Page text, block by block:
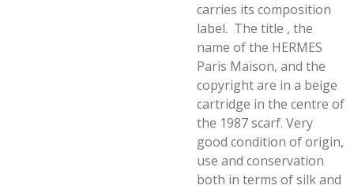
carries its composition
label. The title , the
name of the HERMES
Paris Maison, and the
copyright are in a beige
cartridge in the centre of
the 1987 scarf. Very
good condition of origin,
use and conservation
both in terms of silk and